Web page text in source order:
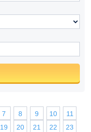
7 8 9 10
11
19 20 21 22
23